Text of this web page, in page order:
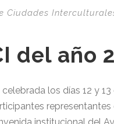
Ciudades
del año
los días 12 y